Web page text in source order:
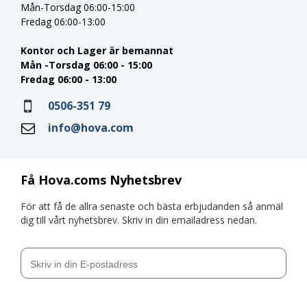
Få Hova.coms Nyhetsbrev
För att få de allra senaste och bästa erbjudanden så anmäl
dig till vårt nyhetsbrev. Skriv in din emailadress nedan.
Mån-Torsdag 06:00-15:00
Fredag 06:00-13:00
Kontor och Lager är bemannat
Mån -Torsdag 06:00 - 15:00
Fredag 06:00 - 13:00
0506-351 79
info@hova.com